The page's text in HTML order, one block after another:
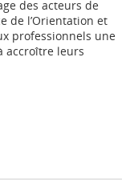
des acteurs de
de l’Orientation et
professionnels une
accroître leurs